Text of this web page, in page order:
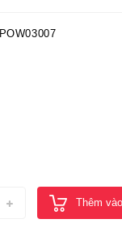
POW03007
Thêm